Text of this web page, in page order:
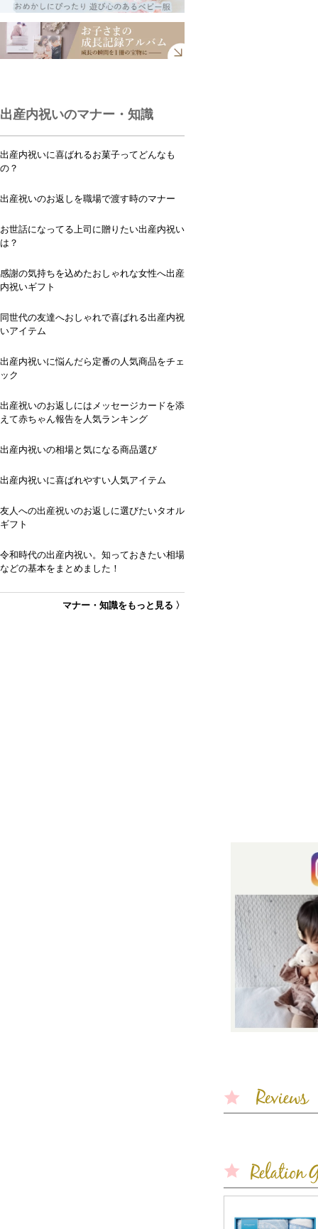
出産内祝いのマナー・知識
出産内祝いに喜ばれるお菓子ってどんなも
の？
出産祝いのお返しを職場で渡す時のマナー
お世話になってる上司に贈りたい出産内祝い
は？
感謝の気持ちを込めたおしゃれな女性へ出産
内祝いギフト
同世代の友達へおしゃれで喜ばれる出産内祝
いアイテム
出産内祝いに悩んだら定番の人気商品をチェ
ック
出産祝いのお返しにはメッセージカードを添
えて赤ちゃん報告を人気ランキング
出産内祝いの相場と気になる商品選び
出産内祝いに喜ばれやすい人気アイテム
友人への出産祝いのお返しに選びたいタオル
ギフト
令和時代の出産内祝い。知っておきたい相場
などの基本をまとめました！
マナー・知識をもっと見る 〉